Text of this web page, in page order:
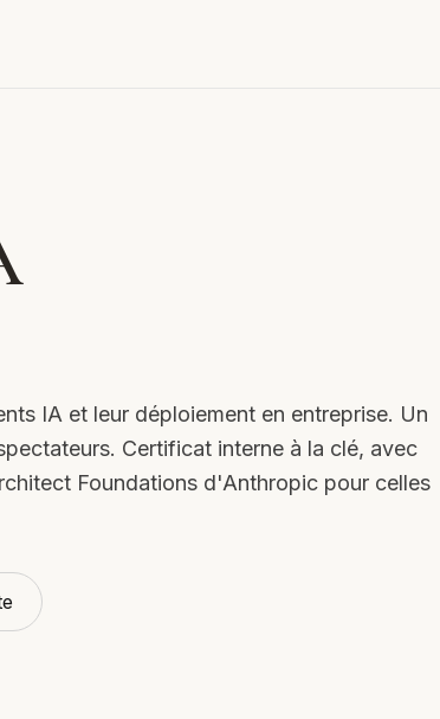
IA et leur déploiement en entreprise. Un
Certificat interne à la clé, avec
Foundations d'Anthropic pour celles